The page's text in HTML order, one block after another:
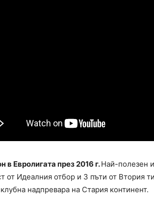
в Евролигата през 2016 г.Най-полезен
от Идеалния отбор и 3 пъти от Втория
надпревара на Стария континент.